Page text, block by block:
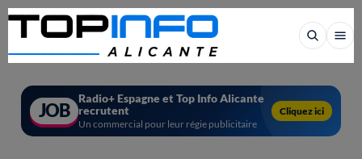
JOB
Radio+ Espagne et Top Info Alicante
recrutent
Un commercial pour leur régie publicitaire
Cliquez ici